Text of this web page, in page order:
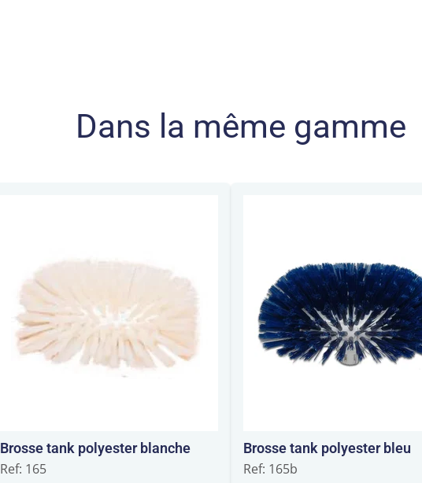
Dans la même gamme
Brosse tank polyester blanche
Ref: 165
Brosse tank polyester bleu
Ref: 165b